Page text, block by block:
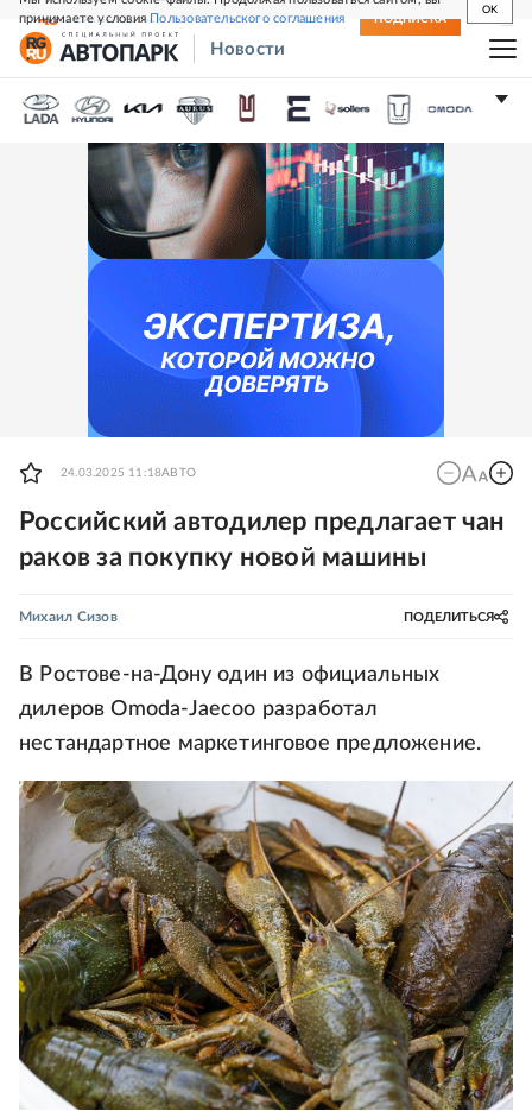
принимаете условияПользовательского соглашения
OK
СВЕЖИЙ НОМЕР ПОДПИСКА
Новости
24.03.2025 11:18АВТО
Российский автодилер предлагает чан
раков за покупку новой машины
Михаил Сизов ПОДЕЛИТЬСЯ
В Ростове-на-Дону один из официальных
дилеров Omoda-Jaecoo разработал
нестандартное маркетинговое предложение.